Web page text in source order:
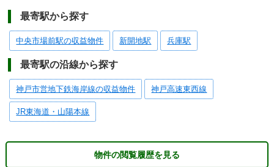
最寄駅から探す
中央市場前駅の収益物件 新開地駅 兵庫駅
最寄駅の沿線から探す
神戸市営地下鉄海岸線の収益物件 神戸高速東西線
JR東海道・山陽本線
物件の閲覧履歴を見る